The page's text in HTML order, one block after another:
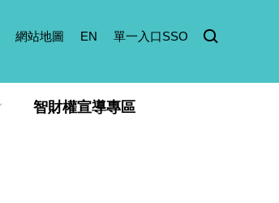
網站地圖 EN 單一入口SSO
智財權宣導專區